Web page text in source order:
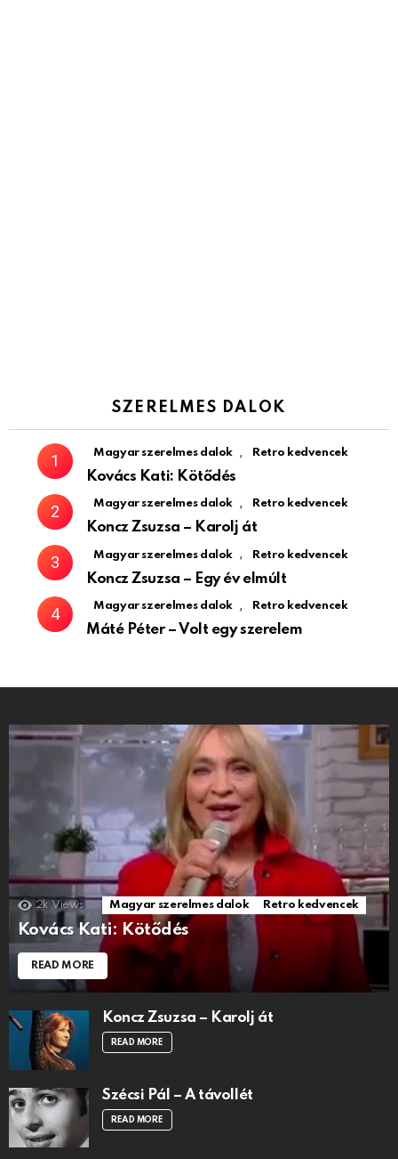
SZERELMES DALOK
Magyar szerelmes dalok , Retro kedvencek
Kovács Kati: Kötődés
Magyar szerelmes dalok , Retro kedvencek
Koncz Zsuzsa – Karolj át
Magyar szerelmes dalok , Retro kedvencek
Koncz Zsuzsa – Egy év elmúlt
Magyar szerelmes dalok , Retro kedvencek
Máté Péter – Volt egy szerelem
2k Views Magyar szerelmes dalok Retro kedvencek
Kovács Kati: Kötődés
READ MORE
Koncz Zsuzsa – Karolj át
READ MORE
Szécsi Pál – A távollét
READ MORE